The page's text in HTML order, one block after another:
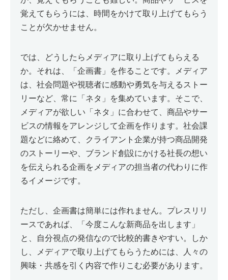
覚えてもらうには、時間をかけて取り上げてもらう
ことが欠かせません。
では、どうしたらメディアに取り上げてもらえる
か。それは、「企画書」を作ることです。メディア
は、社会問題や視聴者に感動や勇気を与えるストー
リーなど、常に「ネタ」を集めています。そこで、
メディアが欲しい「ネタ」に合わせて、商品やサー
ビスの情報をアレンジして企画を作ります。社会課
題などに絡めて、クライアント企業が持つ商品開発
のストーリーや、ブランド創設にかける社長の想い
を伝えられる企画をメディアの担当者の代わりに作
るイメージです。
ただし、企画書は簡単には作れません。プレスリリ
ースであれば、「今度こんな新商品を出します」
と、自分視点の発信なので比較的書きやすい。しか
し、メディアで取り上げてもらうためには、人々の
興味・共感を引く内容で作りこむ必要があります。